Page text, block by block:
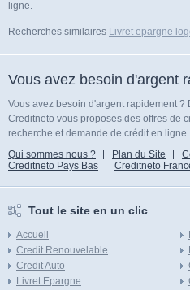
ligne.
Recherches similaires Livret epargne
Vous avez besoin d'argent
Vous avez besoin d'argent rapidement
Creditneto vous proposes des offres de
recherche et demande de crédit en
Qui sommes nous ?
Plan du Site
Creditneto Pays Bas
Creditneto
Tout le site en un clic
Accueil
Credit Renouvelable
Credit Auto
Livret Epargne